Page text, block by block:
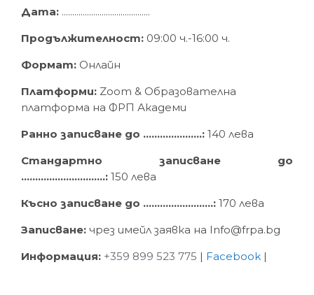
Дата: ..........................................
Продължителност: 09:00 ч.-16:00 ч.
Формат: Онлайн
Платформи: Zoom & Oбразователна
платформа на ФРП Академи
Ранно записване до .....................: 140 лева
Стандартно записване до
..............................: 150 лева
Късно записване до .........................: 170 лева
Записване: чрез имейл заявка на Info@frpa.bg
Информация: +359 899 523 775 | Facebook |